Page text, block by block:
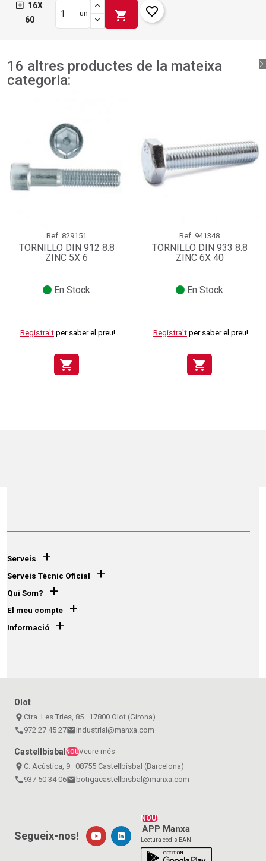
16X
60
un shopping_cart favorite_border
16 altres productes de la mateixa
categoria:
Ref. 829151
TORNILLO DIN 912 8.8
ZINC 5X 6
En Stock
Registra't per saber el preu!
shopping_cart
Ref. 941348
TORNILLO DIN 933 8.8
ZINC 6X 40
En Stock
Registra't per saber el preu!
shopping_cart
Serveis +
Serveis Tècnic Oficial +
Qui Som? +
El meu compte +
Informació +
Olot
place Ctra. Les Tries, 85 · 17800 Olot (Girona)
call 972 27 45 27emailindustrial@manxa.com
CastellbisbalNOUVeure més
place C. Acústica, 9 · 08755 Castellbisbal (Barcelona)
call 937 50 34 06emailbotigacastellbisbal@manxa.com
NOU!
APP Manxa
Lectura codis EAN
Segueix-nos!